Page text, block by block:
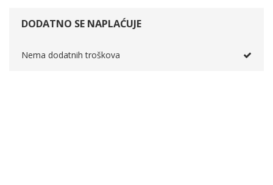
DODATNO SE NAPLAĆUJE
Nema dodatnih troškova